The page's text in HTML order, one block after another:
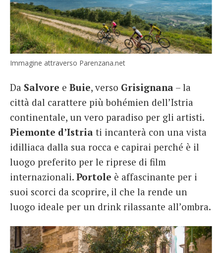
Immagine attraverso Parenzana.net
Da Salvore e Buie, verso Grisignana – la
città dal carattere più bohémien dell’Istria
continentale, un vero paradiso per gli artisti.
Piemonte d’Istria ti incanterà con una vista
idilliaca dalla sua rocca e capirai perché è il
luogo preferito per le riprese di film
internazionali. Portole è affascinante per i
suoi scorci da scoprire, il che la rende un
luogo ideale per un drink rilassante all’ombra.